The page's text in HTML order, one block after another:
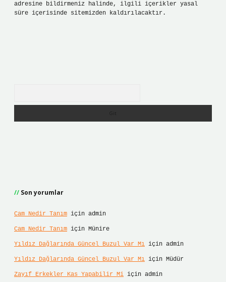
adresine bildirmeniz halinde, ilgili içerikler yasal
süre içerisinde sitemizden kaldırılacaktır.
Son yorumlar
Cam Nedir Tanım için admin
Cam Nedir Tanım için Münire
Yıldız Dağlarında Güncel Buzul Var Mı için admin
Yıldız Dağlarında Güncel Buzul Var Mı için Müdür
Zayıf Erkekler Kas Yapabilir Mi için admin